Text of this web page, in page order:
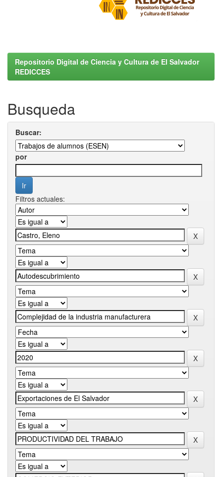
Repositorio Digital de Ciencia y Cultura de El Salvador
REDICCES
Busqueda
Buscar:
por
Filtros actuales: